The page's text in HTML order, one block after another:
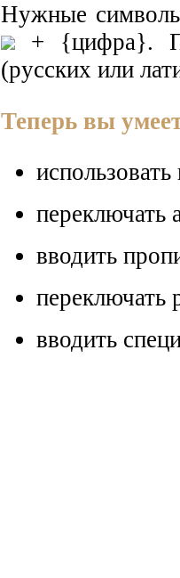
Нужные
+ {цифра}.
(русских или
Теперь вы
переключать
вводить
переключать
вводить